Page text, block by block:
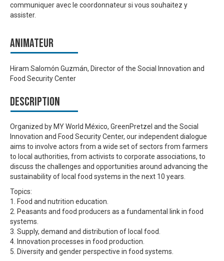
communiquer avec le coordonnateur si vous souhaitez y
assister.
Animateur
Hiram Salomón Guzmán, Director of the Social Innovation and
Food Security Center
Description
Organized by MY World México, GreenPretzel and the Social
Innovation and Food Security Center, our independent dialogue
aims to involve actors from a wide set of sectors from farmers
to local authorities, from activists to corporate associations, to
discuss the challenges and opportunities around advancing the
sustainability of local food systems in the next 10 years.
Topics:
1. Food and nutrition education.
2. Peasants and food producers as a fundamental link in food
systems.
3. Supply, demand and distribution of local food.
4. Innovation processes in food production.
5. Diversity and gender perspective in food systems.